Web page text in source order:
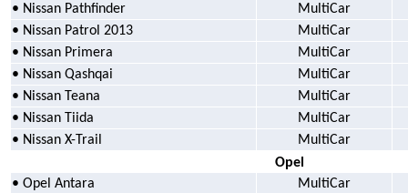
• Nissan Pathfinder
MultiCar
• Nissan Patrol 2013
MultiCar
• Nissan Primera
MultiCar
• Nissan Qashqai
MultiCar
• Nissan Teana
MultiCar
• Nissan Tiida
MultiCar
• Nissan X-Trail
MultiCar
Opel
• Opel Antara
MultiCar